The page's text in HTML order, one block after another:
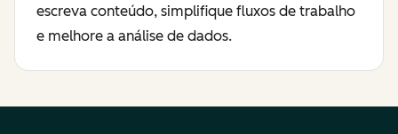
escreva conteúdo, simplifique fluxos de trabalho
e melhore a análise de dados.